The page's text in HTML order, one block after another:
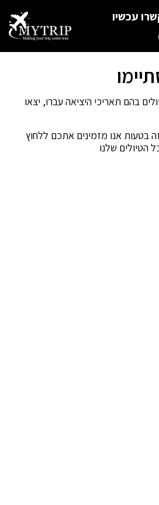
עכשיו
בהם תאריכי היציאה עברו, יצאו
בטעות אנו מזמינים אתכם ללחוץ
הטיולים שלנו